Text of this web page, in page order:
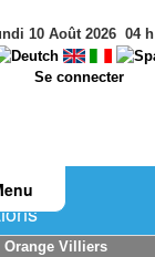
10 Août 2026 04h
Se connecter
Orange Villiers